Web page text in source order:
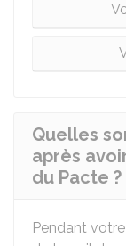
Quelles
après
du Pacte ?
Pendant